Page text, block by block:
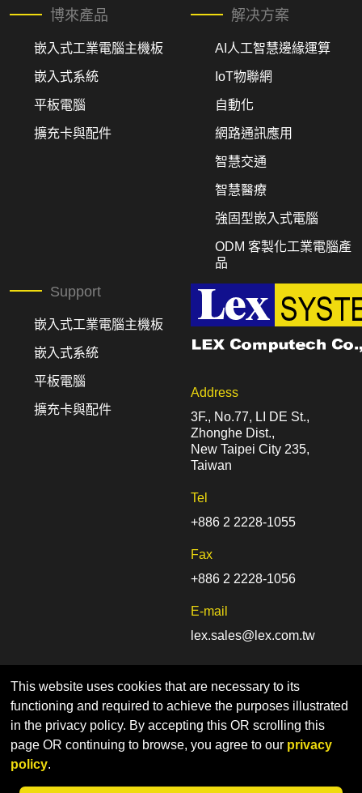
博來產品
嵌入式工業電腦主機板
嵌入式系統
平板電腦
擴充卡與配件
解决方案
AI人工智慧邊緣運算
IoT物聯網
自動化
網路通訊應用
智慧交通
智慧醫療
強固型嵌入式電腦
ODM 客製化工業電腦產
品
Support
嵌入式工業電腦主機板
嵌入式系統
平板電腦
擴充卡與配件
Address
3F., No.77, LI DE St.,
Zhonghe Dist.,
New Taipei City 235,
Taiwan
Tel
+886 2 2228-1055
Fax
+886 2 2228-1056
E-mail
lex.sales@lex.com.tw
Home Sitemap
Privacy Policy
This website uses cookies that are necessary to its
functioning and required to achieve the purposes illustrated
in the privacy policy. By accepting this OR scrolling this
page OR continuing to browse, you agree to our privacy
policy.